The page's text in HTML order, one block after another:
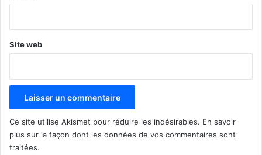
Site web
Ce site utilise Akismet pour réduire les indésirables. En savoir
plus sur la façon dont les données de vos commentaires sont
traitées.